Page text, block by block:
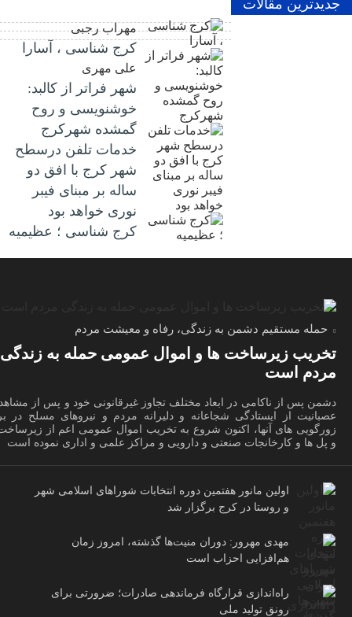
جدیدترین مقالات
مهراب رجبی
کرج شناسی ، آسارا
علی مهری
شهر فراتر از کالبد:
خوشنویسی و روح
گمشده شهرکرج
خدمات تلفن درسطح
شهر کرج با افق دو
ساله بر مبنای فیبر
نوری خواهد بود
کرج شناسی ؛ عظیمیه
حمله مستقیم دشمن به زندگی، رفاه و معیشت مردم
تخریب زیرساخت ها و اموال عمومی حمله به زندگی
مردم است
دشمن پس از ناکامی در ابعاد مختلف تجاوز غیرقانونی خود و پس از
عصبانیت از ایستادگی شجاعانه و دلیرانه مردم و نیروهای مسلح در
زورگویی های آنها، اکنون شروع به تخریب اموال عمومی اعم از
و پل ها و کارخانجات صنعتی و دارویی و مراکز علمی و اداری نموده است
اولین مانور هفتمین دوره انتخابات شوراهای اسلامی شهر
و روستا در کرج برگزار شد
مهدی مهرور: دوران منیت‌ها گذشته، امروز زمان
هم‌افزایی احزاب است
راه‌اندازی قرارگاه فرماندهی صادرات؛ ضرورتی برای
رونق تولید ملی